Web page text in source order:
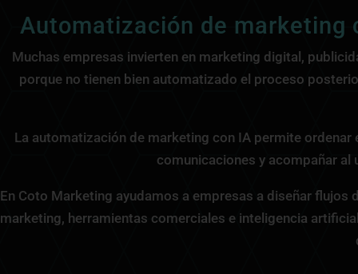
Automatización de marketing
Muchas empresas invierten en marketing digital,
porque no tienen bien automatizado el proceso
La automatización de marketing con IA permite
comunicaciones y acompañar
En Coto Marketing ayudamos a empresas a diseñar
marketing, herramientas comerciales e inteligencia